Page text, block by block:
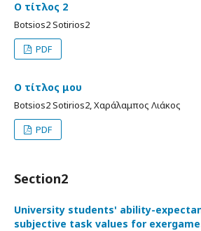
Ο τίτλος 2
Botsios2 Sotirios2
PDF
Ο τίτλος μου
Botsios2 Sotirios2, Χαράλαμπος Λιάκος
PDF
Section2
University students' ability-
subjective task values for